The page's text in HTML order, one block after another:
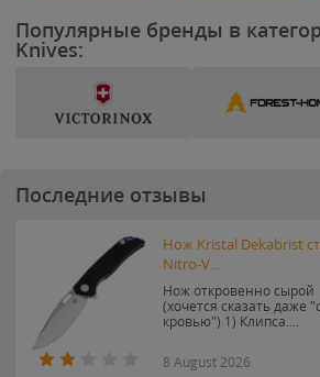
Популярные бренды в
Knives:
Последние отзывы
Нож Kristal Dekabrist
Nitro-V...
Нож откровенно сырой
(хочется сказать даже "с
кровью") 1) Клипса....
8 August 2026